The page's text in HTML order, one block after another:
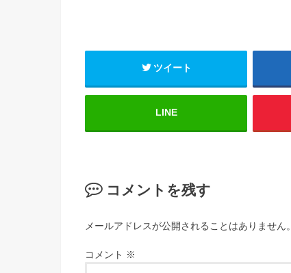
ツイート
LINE
コメントを残す
メールアドレスが公開されることはありません。
コメント ※